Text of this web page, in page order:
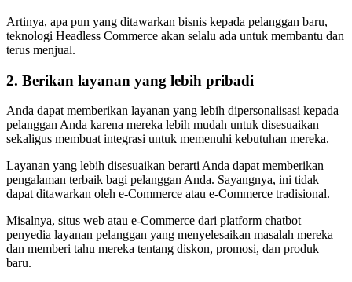
Artinya, apa pun yang ditawarkan bisnis kepada pelanggan baru,
teknologi Headless Commerce akan selalu ada untuk membantu dan
terus menjual.
2. Berikan layanan yang lebih pribadi
Anda dapat memberikan layanan yang lebih dipersonalisasi kepada
pelanggan Anda karena mereka lebih mudah untuk disesuaikan
sekaligus membuat integrasi untuk memenuhi kebutuhan mereka.
Layanan yang lebih disesuaikan berarti Anda dapat memberikan
pengalaman terbaik bagi pelanggan Anda. Sayangnya, ini tidak
dapat ditawarkan oleh e-Commerce atau e-Commerce tradisional.
Misalnya, situs web atau e-Commerce dari platform chatbot
penyedia layanan pelanggan yang menyelesaikan masalah mereka
dan memberi tahu mereka tentang diskon, promosi, dan produk
baru.